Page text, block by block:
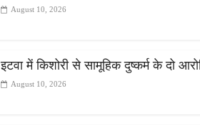
August 10, 2026
इटवा में किशोरी से सामूहिक दुष्कर्म के दो
August 10, 2026